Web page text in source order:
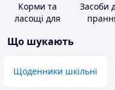
Корми та
ласощі для
тварин і
Засоби
Що шукають
Щоденники шкільні